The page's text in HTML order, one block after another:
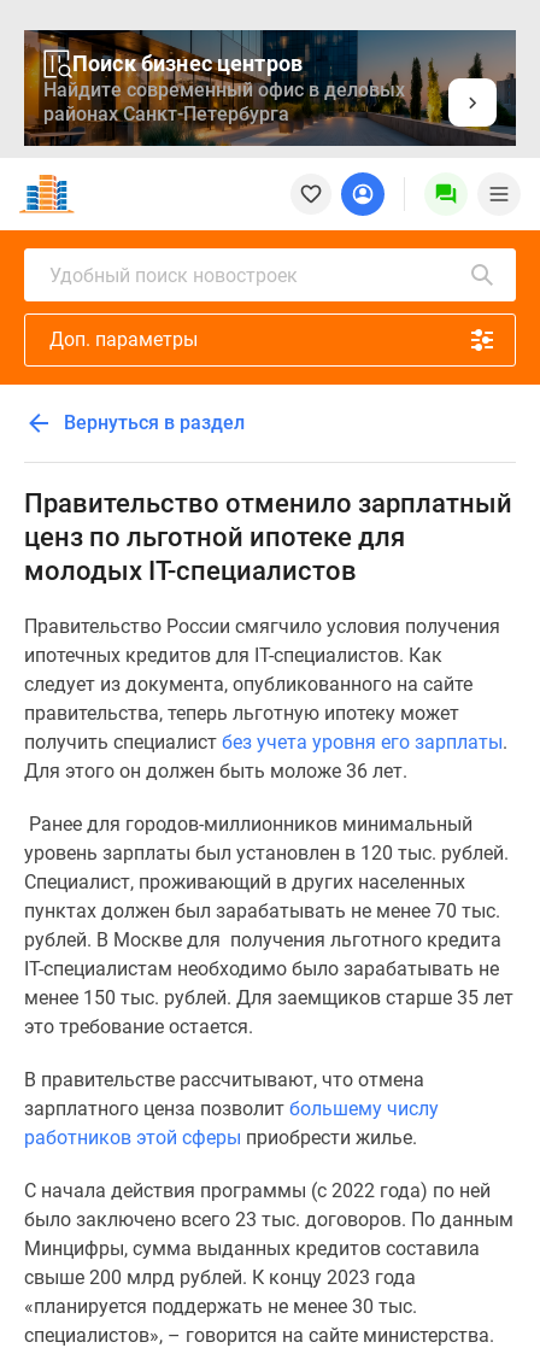
Поиск бизнес центров
Найдите современный офис в деловых
районах Санкт-Петербурга
Новостройки
Квартиры
Ипотека
Медиа
проекте
Контакты
Реклама
сайте
Дзен
Продавцы
застройщики
помещения
Квартиры
карте
Эксперты
Машино-
места
Специальные
предложения
Апартаменты
Новостройки
карте
комнатные
более
Готовые
новостройки
комнатные
Военная
ипотека
Удобный поиск новостроек
Доп. параметры
Вернуться в раздел
Правительство отменило зарплатный
ценз по льготной ипотеке для
молодых IT-специалистов
Правительство России смягчило условия получения
ипотечных кредитов для IT-специалистов. Как
следует из документа, опубликованного на сайте
правительства, теперь льготную ипотеку может
получить специалист без учета уровня его зарплаты.
Для этого он должен быть моложе 36 лет.
Ранее для городов-миллионников минимальный
уровень зарплаты был установлен в 120 тыс. рублей.
Специалист, проживающий в других населенных
пунктах должен был зарабатывать не менее 70 тыс.
рублей. В Москве для получения льготного кредита
IT-специалистам необходимо было зарабатывать не
менее 150 тыс. рублей. Для заемщиков старше 35 лет
это требование остается.
В правительстве рассчитывают, что отмена
зарплатного ценза позволит большему числу
работников этой сферы приобрести жилье.
С начала действия программы (с 2022 года) по ней
было заключено всего 23 тыс. договоров. По данным
Минцифры, сумма выданных кредитов составила
свыше 200 млрд рублей. К концу 2023 года
«планируется поддержать не менее 30 тыс.
специалистов», – говорится на сайте министерства.